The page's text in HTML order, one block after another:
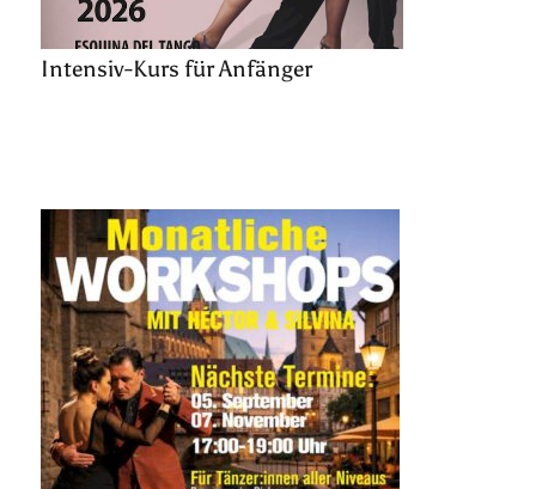
Intensiv-Kurs für Anfänger